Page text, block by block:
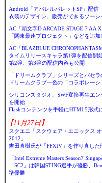
Android「アパレルパレットSP」配信
衣装のデザイン、販売ができるソー
AC「頭文字D ARCADE STAGE 7 AA
「関東最速プロジェクト」などを追
AC「BLAZBLUE
タイムリリースキャラ第1弾を配信開
第2弾、第3弾の配信内容も公開
「ドリームクラブ」シリーズとパセ
ドリームクラブ一色の「コラボレー
シリコンスタジオ、SWF変換再生エ
を開始
Flashコンテンツを手軽にHTML5形式
【11月27日】
スクエニ「スクウェア・エニックス
2012」
吉田直樹氏が「FFXIV」を作り直した
「Intel Extreme Masters Season7
「SC2」は韓国STING選手が優勝、
準優勝